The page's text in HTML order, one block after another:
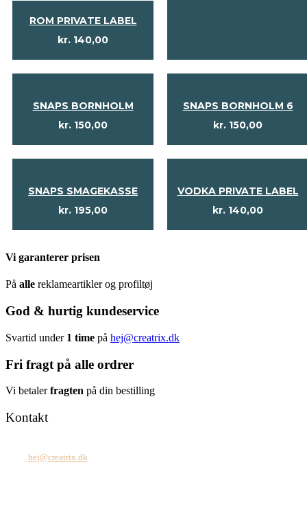
ROM PRIVATE LABEL
kr. 140,00
SNAPS BORNHOLM
kr. 150,00
SNAPS BORNHOLM 6
kr. 150,00
SNAPS SMAGEKASSE
kr. 195,00
VODKA PRIVATE LABEL
kr. 140,00
Vi garanterer prisen
På alle reklameartikler og profiltøj
God & hurtig kundeservice
Svartid under 1 time på hej@creatrix.dk
Fri fragt på alle ordrer
Vi betalerfragten på din bestilling
Kontakt
hej@creatrix.dk